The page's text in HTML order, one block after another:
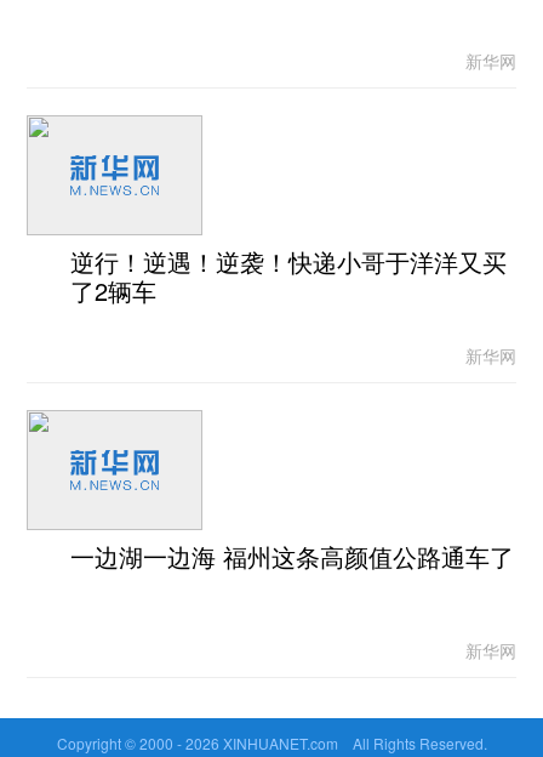
新华网
逆行！逆遇！逆袭！快递小哥于洋洋又买
了2辆车
新华网
一边湖一边海 福州这条高颜值公路通车了
新华网
Copyright © 2000 -2026 XINHUANET.com All Rights Reserved.